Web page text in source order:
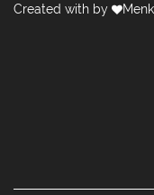
Created with by Menk